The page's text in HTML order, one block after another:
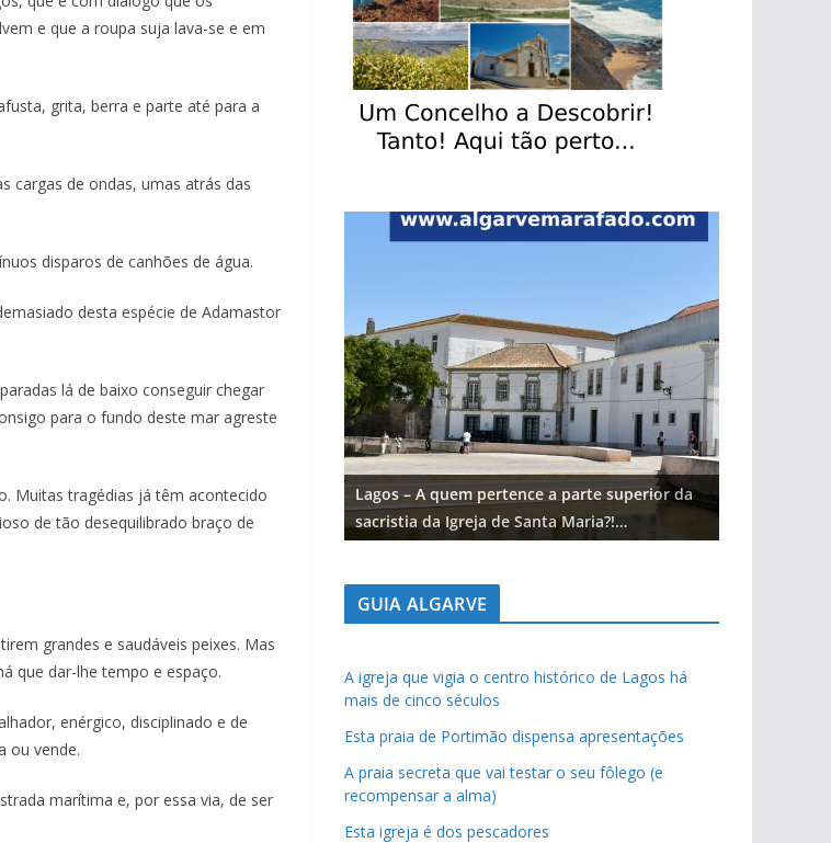
e que a roupa suja lava-se e em
grita, berra e parte até para a
cargas de ondas, umas atrás das
disparos de canhões de água.
desta espécie de Adamastor
lá de baixo conseguir chegar
para o fundo deste mar agreste
Muitas tragédias já têm acontecido
de tão desequilibrado braço de
grandes e saudáveis peixes. Mas
que dar-lhe tempo e espaço.
enérgico, disciplinado e de
ou vende.
marítima e, por essa via, de ser
– A quem pertence a parte superior da
da Igreja de Santa Maria?!…
Lagos – A quem pertence a parte superior da
sacristia da Igreja de Santa Maria?!…
GUIA ALGARVE
A igreja que vigia o centro histórico de Lagos há
mais de cinco séculos
Esta praia de Portimão dispensa apresentações
A praia secreta que vai testar o seu fôlego (e
recompensar a alma)
Esta igreja é dos pescadores